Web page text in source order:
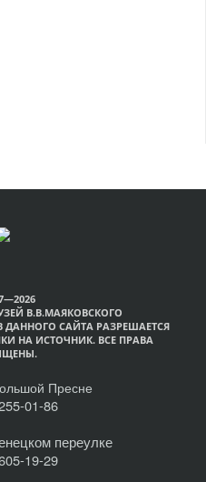
В.В.МАЯКОВСКОГО
САЙТА РАЗРЕШАЕТСЯ
НА ИСТОЧНИК. ВСЕ ПРАВА
Пресне
01-86
переулке
19-29